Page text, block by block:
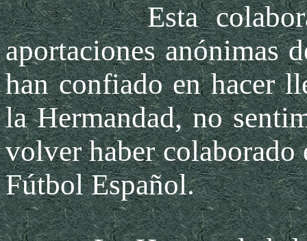
Esta
aportaciones anónimas
han confiado en hacer
la Hermandad, no
volver haber colaborado
Fútbol Español.